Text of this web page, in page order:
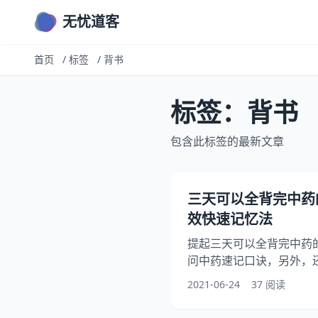
无忧道客
首页 / 标签 / 背书
标签：背书
包含此标签的最新文章
三天可以全背完中
效快速记忆法
提起三天可以全背完中药
问中药速记口诀，另外，
药的记忆法是什么？你知
速记忆法，下面就一起
2021-06-24 37 阅读